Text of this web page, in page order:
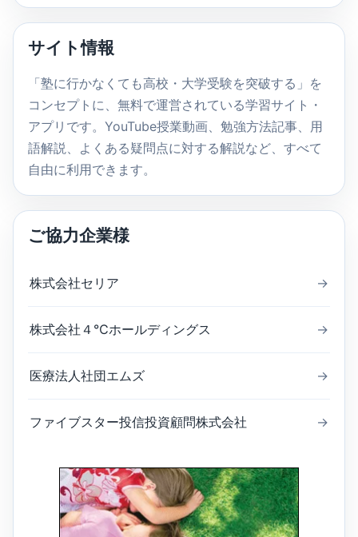
ト
検
索
サイト情報
「塾に行かなくても高校・大学受験を突破する」を
コンセプトに、無料で運営されている学習サイト・
アプリです。YouTube授業動画、勉強方法記事、用
語解説、よくある疑問点に対する解説など、すべて
自由に利用できます。
ご協力企業様
株式会社セリア →
株式会社４℃ホールディングス →
医療法人社団エムズ →
ファイブスター投信投資顧問株式会社 →